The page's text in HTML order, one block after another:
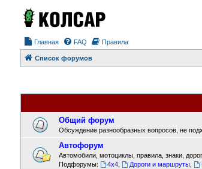
Главная FAQ Правила
Список форумов
Общий форум
Обсуждение разнообразных вопросов, не
Автофорум
Автомобили, мотоциклы, правила, знаки,
Подфорумы:
4x4 Дороги и маршруты